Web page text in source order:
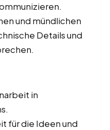
und mündlichen
Details und
in
für die Ideen und